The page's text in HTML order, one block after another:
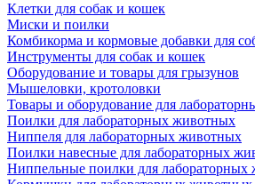
Клетки для собак и кошек
Миски и поилки
Комбикорма и кормовые добавки для
Инструменты для собак и кошек
Оборудование и товары для грызунов
Мышеловки, кротоловки
Товары и оборудование для
Поилки для лабораторных животных
Ниппеля для лабораторных животных
Поилки навесные для лабораторных
Ниппельные поилки для лабораторных